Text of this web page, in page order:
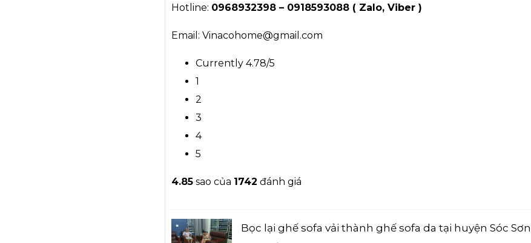
Hotline: 0968932398 – 0918593088 ( Zalo, Viber )
Email: Vinacohome@gmail.com
Currently 4.78/5
1
2
3
4
5
4.85 sao của 1742 đánh giá
Bọc lại ghế sofa vải thành ghế sofa da tại huyện Sóc Sơn